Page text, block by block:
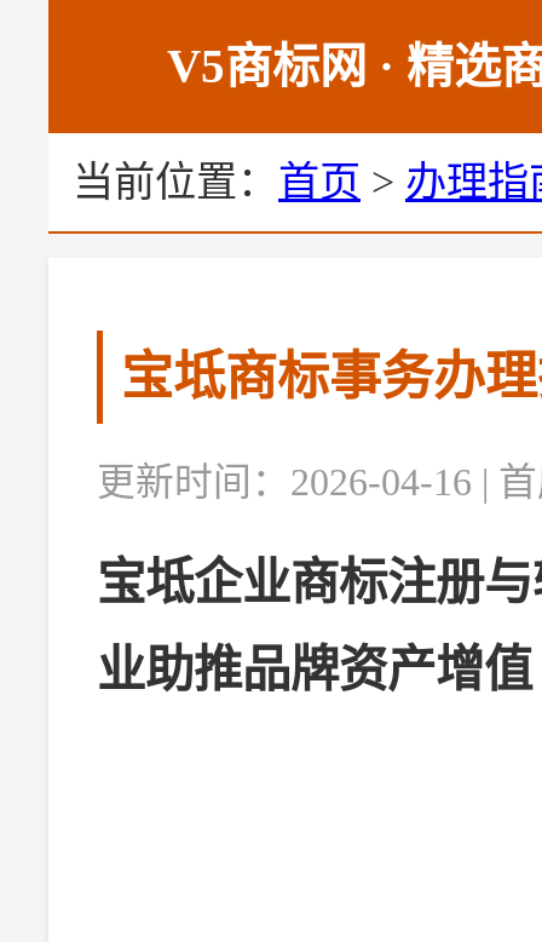
V5商标网 · 精选
当前位置： 首页 > 办理指
宝坻商标事务办
更新时间：2026-04-16 |
宝坻企业商标注册
业助推品牌资产增值